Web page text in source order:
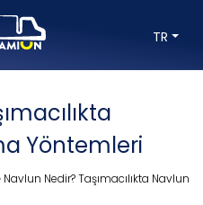
TR
Yöntemleri
Navlun Nedir? Taşımacılıkta Navlun